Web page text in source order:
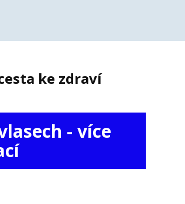
ke zdraví
- více